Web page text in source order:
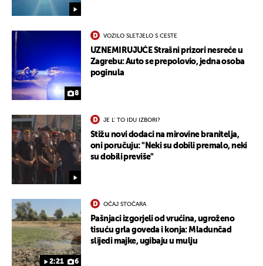
8
VOZILO SLETJELO S CESTE
UZNEMIRUJUĆE Strašni prizori nesreće u
Zagrebu: Auto se prepolovio, jedna osoba
poginula
JE L' TO IDU IZBORI?
Stižu novi dodaci na mirovine branitelja,
oni poručuju: "Neki su dobili premalo, neki
su dobili previše"
2:21 6
OČAJ STOČARA
Pašnjaci izgorjeli od vrućina, ugroženo
tisuću grla goveda i konja: Mladunčad
slijedi majke, ugibaju u mulju